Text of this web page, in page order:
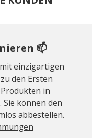
📫
einzigartigen
den Ersten
in
können den
abbestellen.